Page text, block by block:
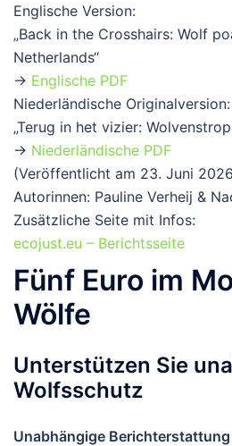
Englische Version:
„Back in the Crosshairs: Wolf
Netherlands“
→ Englische PDF
Niederländische Originalversion:
„Terug in het vizier:
→ Niederländische PDF
(Veröffentlicht am 23. Juni
Autorinnen: Pauline Verheij &
Zusätzliche Seite mit Infos:
ecojust.eu – Berichtsseite
Fünf Euro im
Wölfe
Unterstützen Sie
Wolfsschutz
Unabhängige